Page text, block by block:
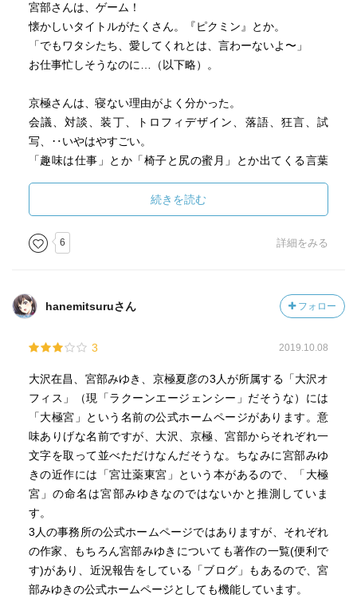
宮部さんは、ゲーム！
懐かしいタイトルがたくさん。『ピクミン』とか。
「でもワタシたち、愛してくれとは、言わーないよ〜」
お仕事忙しそうなのに…（以下略）。
京極さんは、寝ない理由がよく分かった。
会議、対談、装丁、トロフィデザイン、落語、狂言、試
写、‥いやはやすごい。
「趣味は仕事」とか「椅子と尻の蜜月」とか出てくる言葉
京極さんの小説を読みたくなったので怖くなさそうなのを
探そう。
続きを読む
6 詳細をみる
hanemitsuruさん フォロー
3 2019.10.08
大沢在昌、宮部みゆき、京極夏彦の3人が所属する「大沢オ
フィス」（現「ラクーンエージェンシー」だそうな）には
「大極宮」という名前の公式ホームページがあります。意
味ありげな名前ですが、大沢、京極、宮部からそれぞれ一
文字を取って並べただけなんだそうな。ちなみに宮部みゆ
きの近作には「宮辻薬東宮」という本があるので、「大極
宮」の命名は宮部みゆきなのではないかと推測していま
す。
3人の事務所の公式ホームページではありますが、それぞれ
の作家、もちろん宮部みゆきについても著作の一覧(便利で
す)があり、近況報告をしている「ブログ」もあるので、宮
部みゆきの公式ホームページとしても機能しています。